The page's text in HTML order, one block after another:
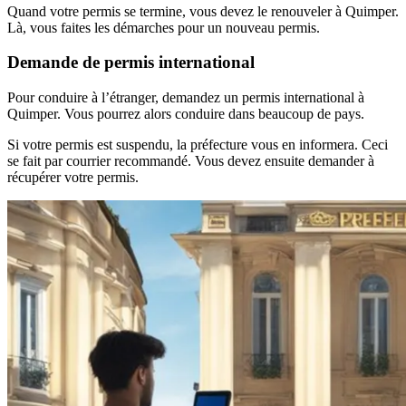
Quand votre permis se termine, vous devez le renouveler à Quimper.
Là, vous faites les démarches pour un nouveau permis.
Demande de permis international
Pour conduire à l’étranger, demandez un permis international à
Quimper. Vous pourrez alors conduire dans beaucoup de pays.
Si votre permis est suspendu, la préfecture vous en informera. Ceci
se fait par courrier recommandé. Vous devez ensuite demander à
récupérer votre permis.